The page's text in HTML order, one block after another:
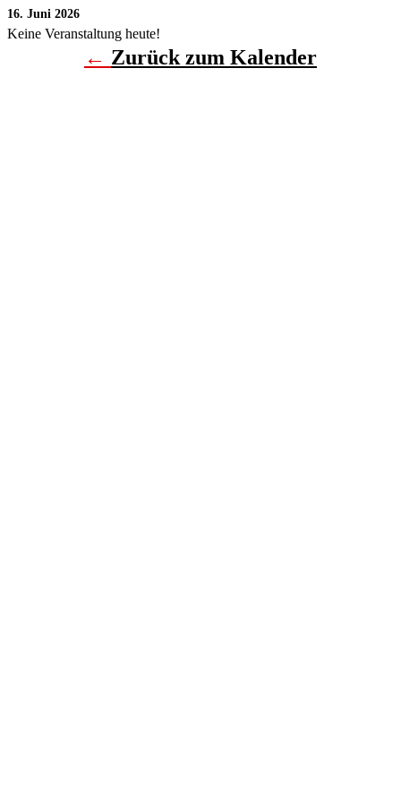
16. Juni 2026
Keine Veranstaltung heute!
← Zurück zum Kalender